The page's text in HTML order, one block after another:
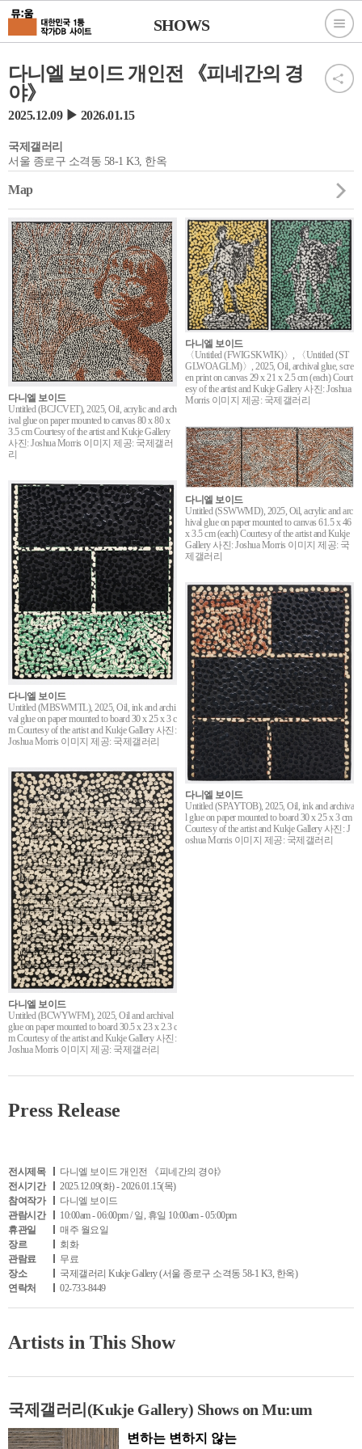
SHOWS
다니엘 보이드 개인전 《피네간의 경
야》
2025.12.09 ▶ 2026.01.15
국제갤러리
서울 종로구 소격동 58-1 K3, 한옥
Map
다니엘 보이드
Untitled (BCJCVET), 2025, Oil, acrylic and arch
ival glue on paper mounted to canvas 80 x 80 x
3.5 cm Courtesy of the artist and Kukje Gallery
사진: Joshua Morris 이미지 제공: 국제갤러
리
다니엘 보이드
〈Untitled (FWIGSKWIK)〉, 〈Untitled (ST
GLWOAGLM)〉, 2025, Oil, archival glue, scre
en print on canvas 29 x 21 x 2.5 cm (each) Court
esy of the artist and Kukje Gallery 사진: Joshua
Morris 이미지 제공: 국제갤러리
다니엘 보이드
Untitled (SSWWMD), 2025, Oil, acrylic and arc
hival glue on paper mounted to canvas 61.5 x 46
x 3.5 cm (each) Courtesy of the artist and Kukje
Gallery 사진: Joshua Morris 이미지 제공: 국
제갤러리
다니엘 보이드
Untitled (MBSWMTL), 2025, Oil, ink and archi
val glue on paper mounted to board 30 x 25 x 3 c
m Courtesy of the artist and Kukje Gallery 사진:
Joshua Morris 이미지 제공: 국제갤러리
다니엘 보이드
Untitled (SPAYTOB), 2025, Oil, ink and archiva
l glue on paper mounted to board 30 x 25 x 3 cm
Courtesy of the artist and Kukje Gallery 사진: J
oshua Morris 이미지 제공: 국제갤러리
다니엘 보이드
Untitled (BCWYWFM), 2025, Oil and archival
glue on paper mounted to board 30.5 x 23 x 2.3 c
m Courtesy of the artist and Kukje Gallery 사진:
Joshua Morris 이미지 제공: 국제갤러리
Press Release
전시제목
다니엘 보이드 개인전 《피네간의 경야》
전시기간
2025.12.09(화) - 2026.01.15(목)
참여작가
다니엘 보이드
관람시간
10:00am - 06:00pm / 일, 휴일 10:00am - 05:00pm
휴관일
매주 월요일
장르
회화
관람료
무료
장소
국제갤러리 Kukje Gallery (서울 종로구 소격동 58-1 K3, 한옥)
연락처
02-733-8449
Artists in This Show
국제갤러리(Kukje Gallery) Shows on Mu:um
변하는 변하지 않는